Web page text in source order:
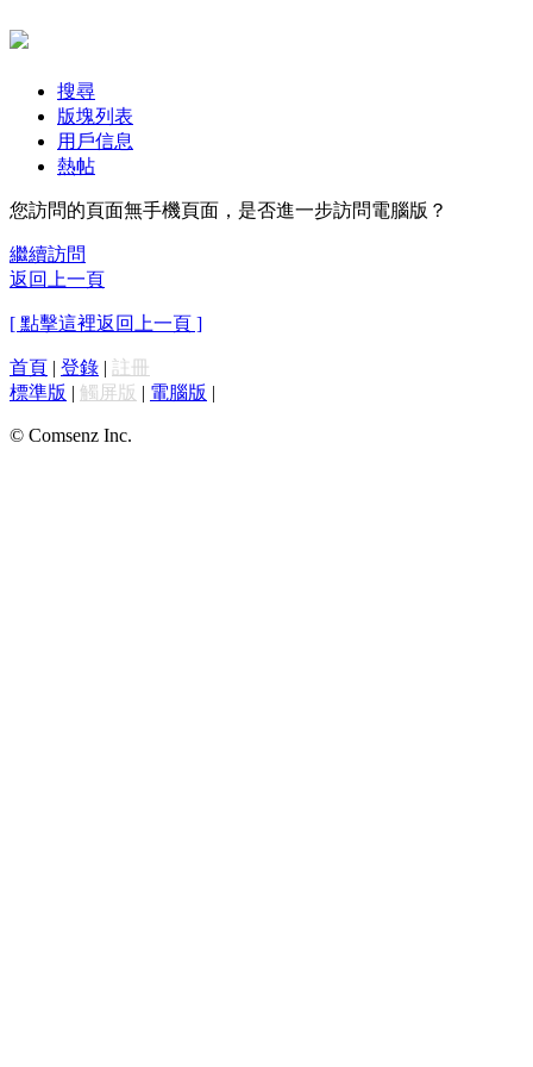
搜尋
版塊列表
用戶信息
熱帖
您訪問的頁面無手機頁面，是否進一步訪問電腦版？
繼續訪問
返回上一頁
[ 點擊這裡返回上一頁 ]
首頁 | 登錄 | 註冊
標準版 | 觸屏版 | 電腦版 |
© Comsenz Inc.